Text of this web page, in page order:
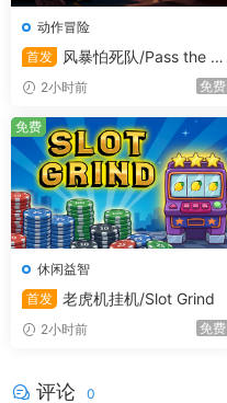
动作冒险
首发
风暴怕死队/Pass the Fe
ar/支持在线联机
2小时前 免费
休闲益智
首发 老虎机挂机/Slot Grind
2小时前 免费
免费
评论 0